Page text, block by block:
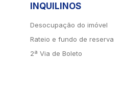
INQUILINOS
Desocupação do imóvel
Rateio e fundo de reserva
2ª Via de Boleto